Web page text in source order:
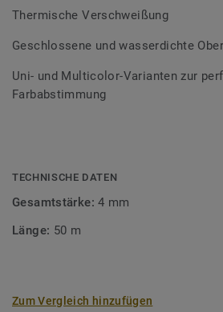
von Kontrastfarben lassen sich auch
Thermische Verschweißung
Geschlossene und wasserdichte
Uni- und Multicolor-Varianten zur
Farbabstimmung
TECHNISCHE DATEN
Gesamtstärke:4 mm
Länge: 50 m
Zum Vergleich hinzufügen